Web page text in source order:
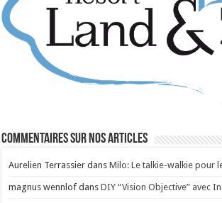
Commentaires sur nos articles
Aurelien Terrassier dansMilo: Le talkie-walkie pour
magnus wennlof dansDIY “Vision Objective” avec